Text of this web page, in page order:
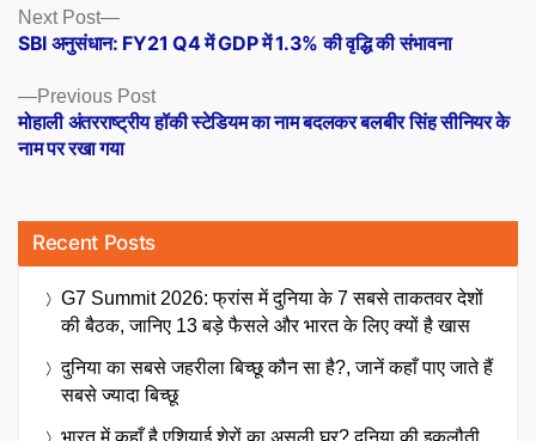
Posts
navigation
Previous PostPrevious
post:
मोहाली अंतरराष्ट्रीय हॉकी स्टेडियम का नाम बदलकर बलबीर सिंह सीनियर के
नाम पर रखा गया
Next Post
Next
post:
SBI अनुसंधान: FY21 Q4 में GDP में 1.3% की वृद्धि की संभावना
Recent Posts
G7 Summit 2026: फ्रांस में दुनिया के 7 सबसे ताकतवर देशों
की बैठक, जानिए 13 बड़े फैसले और भारत के लिए क्यों है खास
दुनिया का सबसे जहरीला बिच्छू कौन सा है?, जानें कहाँ पाए जाते हैं
सबसे ज्यादा बिच्छू
भारत में कहाँ है एशियाई शेरों का असली घर? दुनिया की इकलौती